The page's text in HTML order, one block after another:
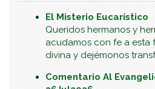
El Misterio Eucarístico
Queridos hermanos y
acudamos con fe a esta
divina y dejémonos
Comentario Al